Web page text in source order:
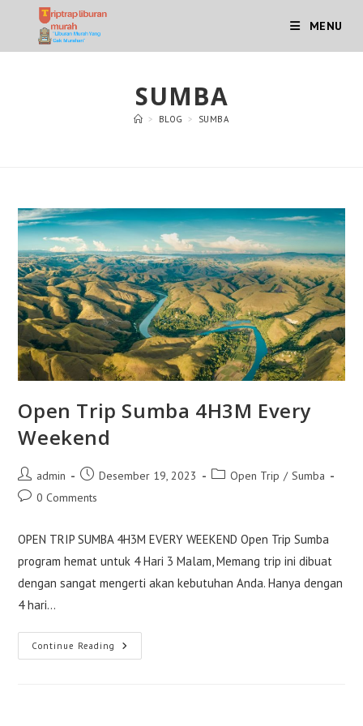
content
MENU
SUMBA
> BLOG > SUMBA
Open Trip Sumba 4H3M Every
Weekend
Post
author:
admin
Post
published:
Desember 19, 2023
PostOpen Trip / Sumba
Post0 Comments
OPEN TRIP SUMBA 4H3M EVERY WEEKEND Open Trip Sumba
program hemat untuk 4 Hari 3 Malam, Memang trip ini dibuat
dengan sangat mengerti akan kebutuhan Anda. Hanya dengan
4 hari…
Continue Reading Open
Trip